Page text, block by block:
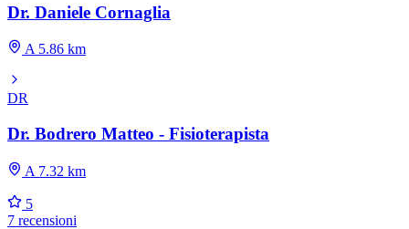
Dr. Daniele Cornaglia
A 5.86 km
DR
Dr. Bodrero Matteo - Fisioterapista
A 7.32 km
5
7 recensioni